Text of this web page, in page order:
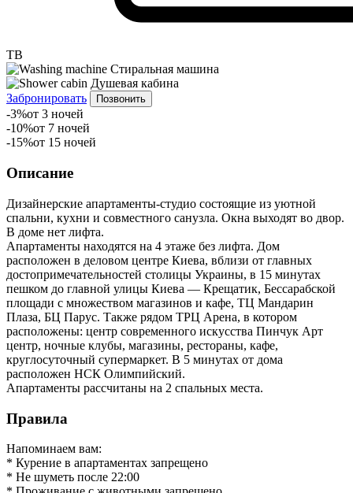
ТВ
Стиральная машина
Душевая кабина
Забронировать
Позвонить
-3%от 3 ночей
-10%от 7 ночей
-15%от 15 ночей
Описание
Дизайнерские апартаменты-студио состоящие из уютной
спальни, кухни и совместного санузла. Окна выходят во двор.
В доме нет лифта.
Апартаменты находятся на 4 этаже без лифта. Дом
расположен в деловом центре Киева, вблизи от главных
достопримечательностей столицы Украины, в 15 минутах
пешком до главной улицы Киева — Крещатик, Бессарабской
площади с множеством магазинов и кафе, ТЦ Мандарин
Плаза, БЦ Парус. Также рядом ТРЦ Арена, в котором
расположены: центр современного искусства Пинчук Арт
центр, ночные клубы, магазины, рестораны, кафе,
круглосуточный супермаркет. В 5 минутах от дома
расположен НСК Олимпийский.
Апартаменты рассчитаны на 2 спальных места.
Правила
Напоминаем вам:
* Курение в апартаментах запрещено
* Не шуметь после 22:00